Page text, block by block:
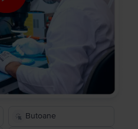
Butoane